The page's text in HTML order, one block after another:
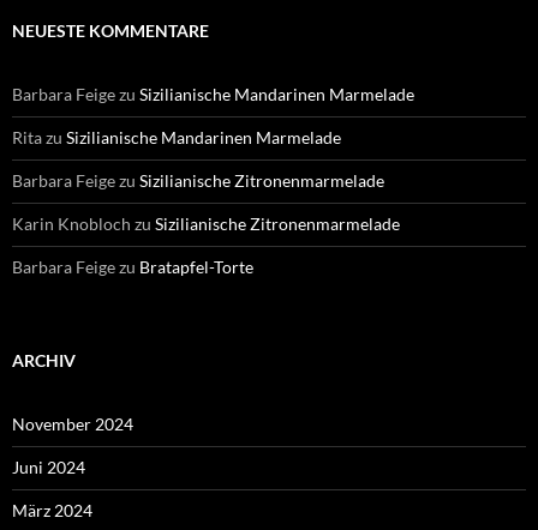
NEUESTE KOMMENTARE
Barbara Feigezu Sizilianische Mandarinen Marmelade
Ritazu Sizilianische Mandarinen Marmelade
Barbara Feigezu Sizilianische Zitronenmarmelade
Karin Knobloch zu Sizilianische Zitronenmarmelade
Barbara Feigezu Bratapfel-Torte
ARCHIV
November 2024
Juni 2024
März 2024